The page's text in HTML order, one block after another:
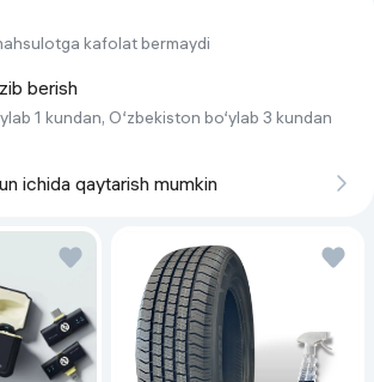
kafolat bermaydi
berish
1 kundan, O‘zbekiston bo‘ylab 3 kundan
ichida qaytarish mumkin